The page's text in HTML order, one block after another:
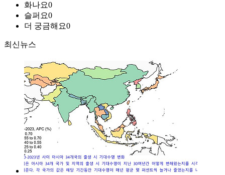
화나요0
슬퍼요0
더 궁금해요0
최신뉴스